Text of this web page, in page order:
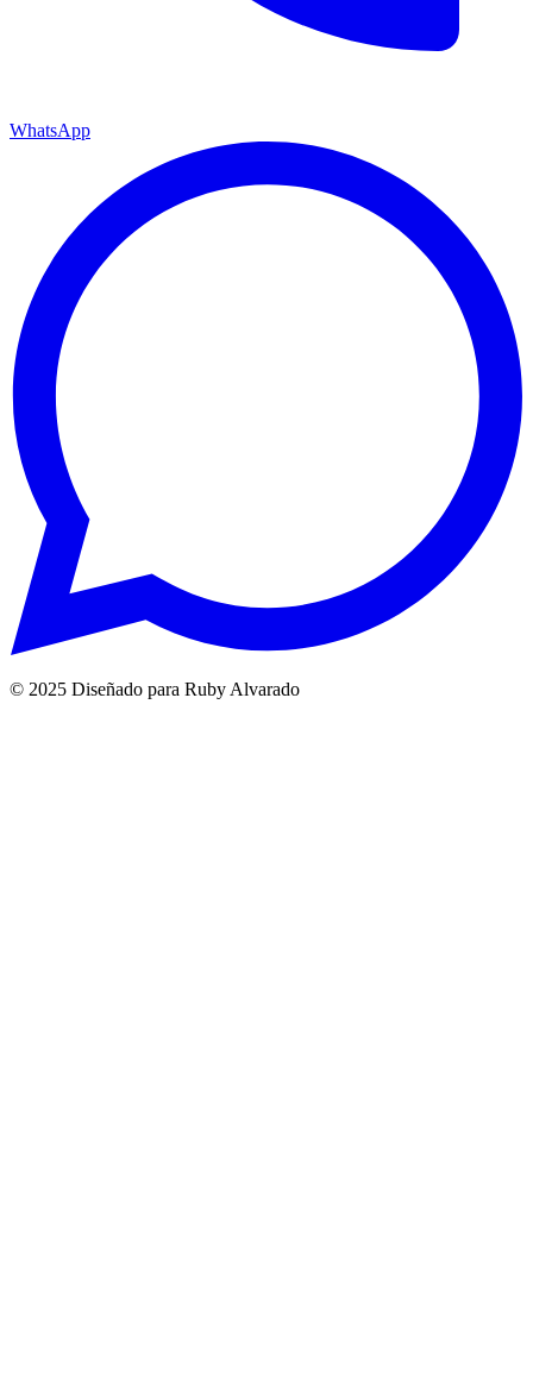
WhatsApp
© 2025 Diseñado para Ruby Alvarado